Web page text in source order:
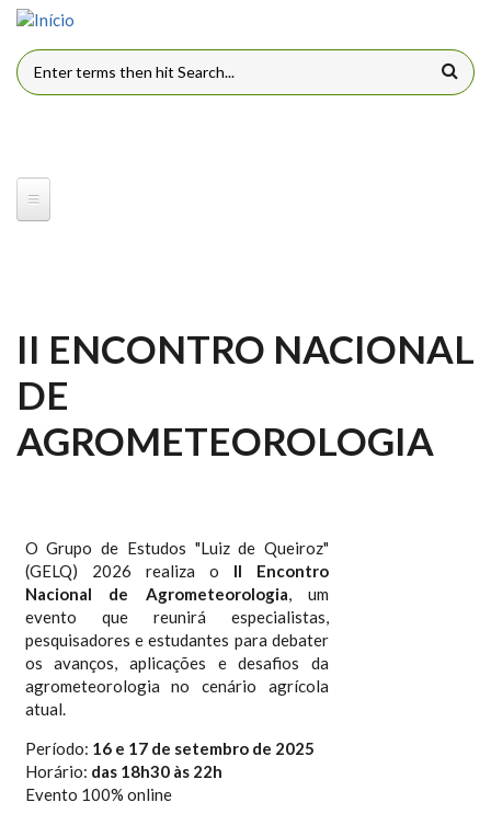
Pular para o conteúdo principal
FORMULÁRIO DE BUSCA
II ENCONTRO NACIONAL
DE
AGROMETEOROLOGIA
O Grupo de Estudos "Luiz de Queiroz"
(GELQ) 2026 realiza o II Encontro
Nacional de Agrometeorologia, um
evento que reunirá especialistas,
pesquisadores e estudantes para debater
os avanços, aplicações e desafios da
agrometeorologia no cenário agrícola
atual.
Período: 16 e 17 de setembro de 2025
Horário: das 18h30 às 22h
Evento 100% online